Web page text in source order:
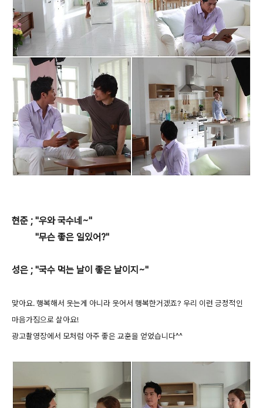
현준 ; "우와 국수네~"
"무슨 좋은 일있어?"
성은 ; "국수 먹는 날이 좋은 날이지~"
맞아요. 행복해서 웃는게 아니라 웃어서 행복한거겠죠? 우리 이런 긍정적인
마음가짐으로 살아요!
광고촬영장에서 모처럼 아주 좋은 교훈을 얻었습니다^^